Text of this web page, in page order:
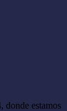
donde estamos